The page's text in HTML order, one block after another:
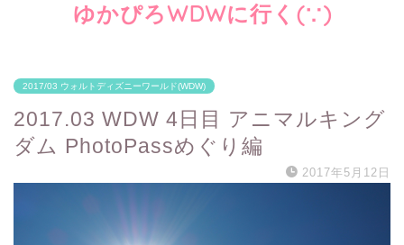
ゆかぴろWDWに行く(∵)
2017/03 ウォルトディズニーワールド(WDW)
2017.03 WDW 4日目 アニマルキング
ダム PhotoPassめぐり編
2017年5月12日